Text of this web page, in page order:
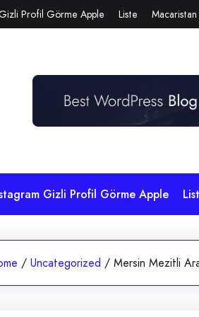
Profil Görme Apple Liste
Gizli Profil Görme Apple
/ Uncategorized / Mersin Mezitli